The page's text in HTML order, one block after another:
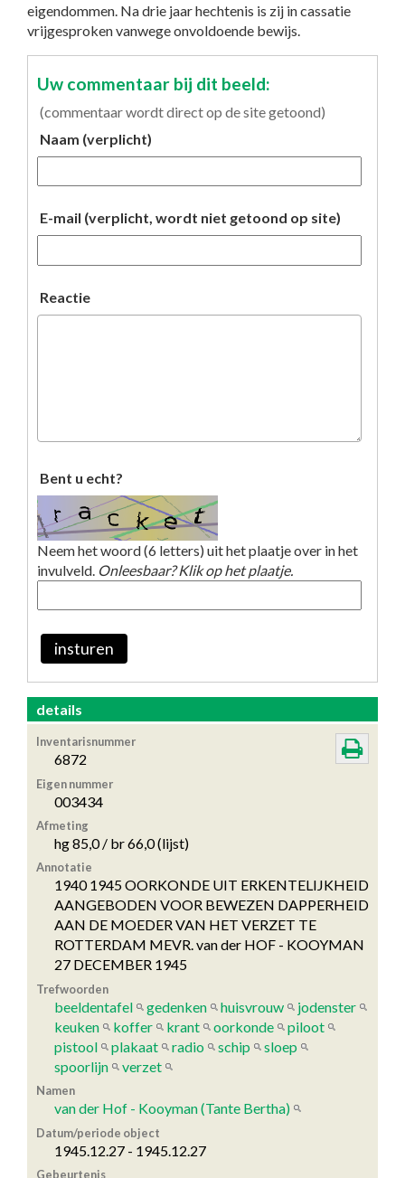
eigendommen. Na drie jaar hechtenis is zij in cassatie
vrijgesproken vanwege onvoldoende bewijs.
Uw commentaar bij dit beeld:
(commentaar wordt direct op de site getoond)
Naam (verplicht)
E-mail (verplicht, wordt niet getoond op site)
Reactie
Bent u echt?
Neem het woord (6 letters) uit het plaatje over in het
invulveld. Onleesbaar? Klik op het plaatje.
insturen
details
Inventarisnummer
6872
Eigen nummer
003434
Afmeting
hg 85,0 / br 66,0 (lijst)
Annotatie
1940 1945 OORKONDE UIT ERKENTELIJKHEID
AANGEBODEN VOOR BEWEZEN DAPPERHEID
AAN DE MOEDER VAN HET VERZET TE
ROTTERDAM MEVR. van der HOF - KOOYMAN
27 DECEMBER 1945
Trefwoorden
beeldentafel gedenken huisvrouw
jodenster
keuken
koffer krant oorkonde
piloot
pistool
plakaat radio schip
sloep
spoorlijn
verzet
Namen
van der Hof - Kooyman (Tante Bertha)
Datum/periode object
1945.12.27 - 1945.12.27
Gebeurtenis